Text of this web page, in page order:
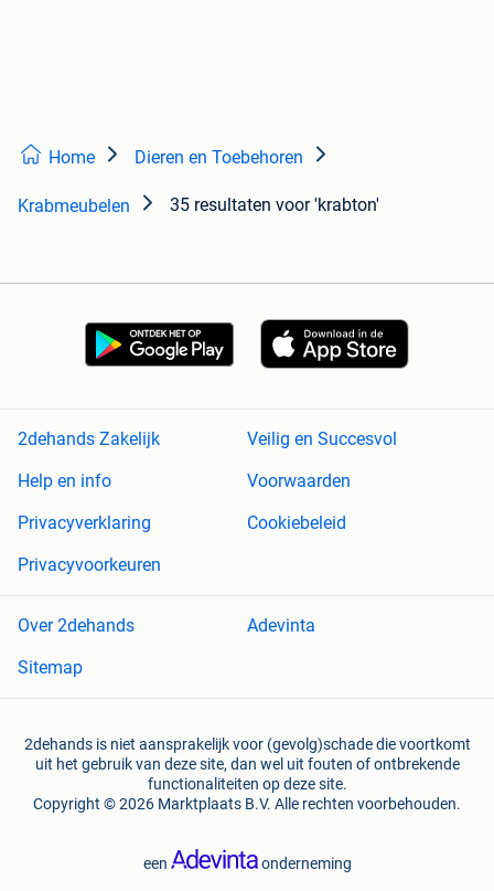
Home Dieren en Toebehoren
Krabmeubelen 35 resultaten voor 'krabton'
2dehands Zakelijk
Veilig en Succesvol
Help en info
Voorwaarden
Privacyverklaring
Cookiebeleid
Privacyvoorkeuren
Over 2dehands
Adevinta
Sitemap
2dehands is niet aansprakelijk voor (gevolg)schade die voortkomt
uit het gebruik van deze site, dan wel uit fouten of ontbrekende
functionaliteiten op deze site.
Copyright © 2026 Marktplaats B.V. Alle rechten voorbehouden.
een onderneming